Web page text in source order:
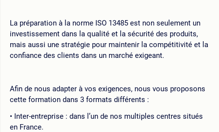
La préparation à la norme ISO 13485 est non seulement un
investissement dans la qualité et la sécurité des produits,
mais aussi une stratégie pour maintenir la compétitivité et la
confiance des clients dans un marché exigeant.
Afin de nous adapter à vos exigences, nous vous proposons
cette formation dans 3 formats différents :
Inter-entreprise : dans l’un de nos multiples centres situés
en France.